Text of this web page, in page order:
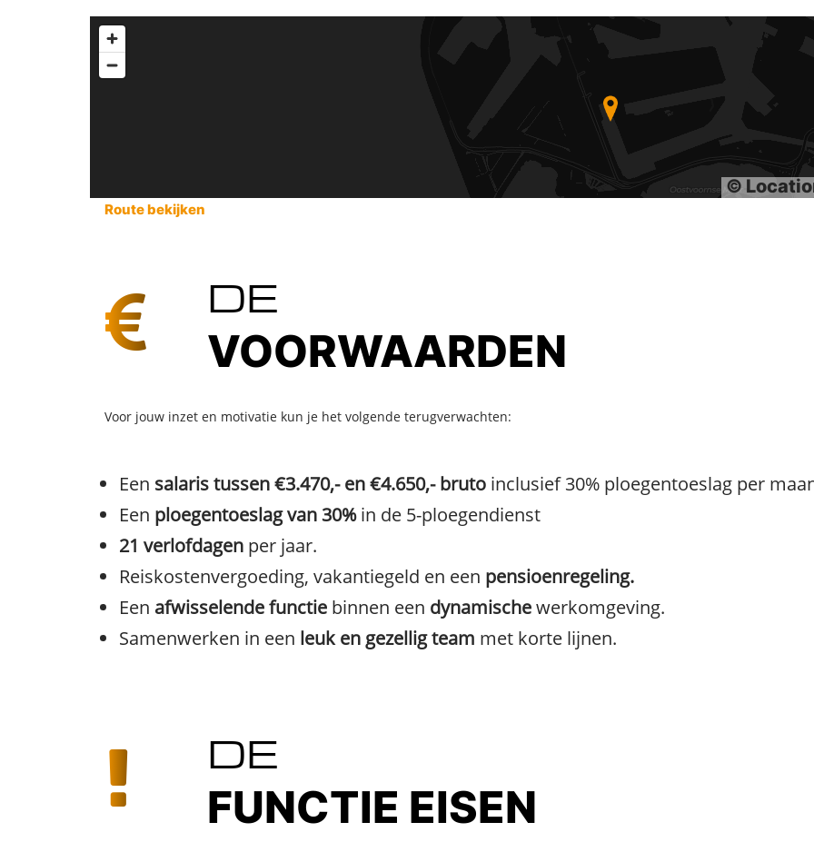
©
Route bekijken
DE
VOORWAARDEN
Voor jouw inzet en motivatie kun je het volgende terugverwachten:
Een salaris tussen €3.470,- en €4.650,- bruto inclusief 30% ploegentoeslag per
Een ploegentoeslag van 30%in de 5-ploegendienst
21 verlofdagen per jaar.
Reiskostenvergoeding, vakantiegeld en een pensioenregeling.
Een afwisselende functie binnen een dynamischewerkomgeving.
Samenwerken in een leuk en gezellig team met korte lijnen.
DE
FUNCTIE EISEN